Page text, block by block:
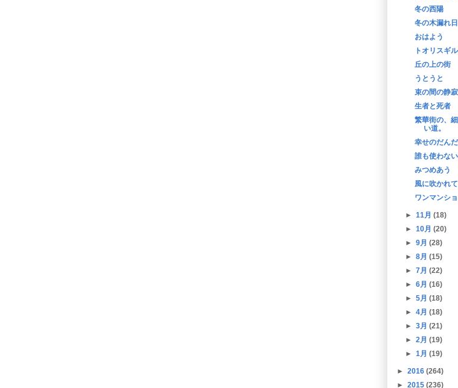
冬の西陽
冬の木漏れ日
おはよう
トオリスギル
丘の上の街
うとうと
束の間の静寂
生者と死者
繁華街の、
い道。
幸せのだん
誰も使わな
みつめあう
風に吹かれて
ワンマンシ
►11月(18)
►10月(20)
►9月(28)
►8月(15)
►7月(22)
►6月(16)
►5月(18)
►4月(18)
►3月(21)
►2月(19)
►1月(19)
► 2016 (264)
► 2015 (236)